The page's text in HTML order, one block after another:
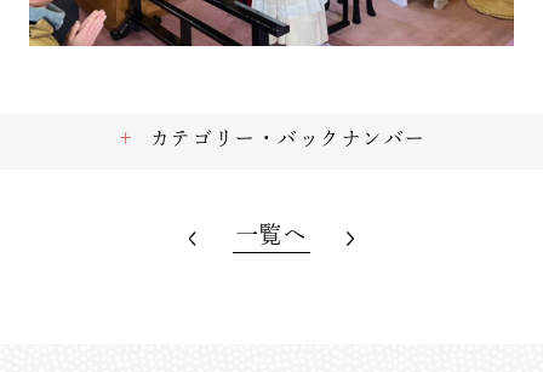
カテゴリー・バックナンバー
一覧へ